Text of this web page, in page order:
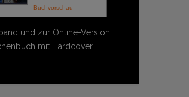
Buchvorschau
und zur Online-Version
mit Hardcover